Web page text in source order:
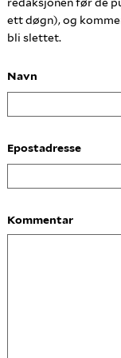
ett døgn), og
bli slettet.
Navn
Epostadresse
Kommentar